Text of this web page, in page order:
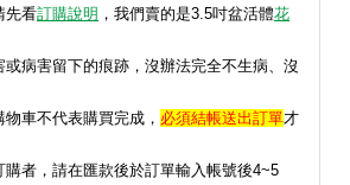
看訂購說明 ，我們賣的是3.5吋盆活體花
病害留下的痕跡，沒辦法完全不生病、沒
車不代表購買完成， 必須結帳送出訂單才
者，請在匯款後於訂單輸入帳號後4~5